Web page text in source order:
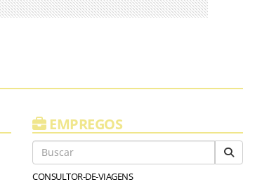
EMPREGOS
CONSULTOR-DE-VIAGENS